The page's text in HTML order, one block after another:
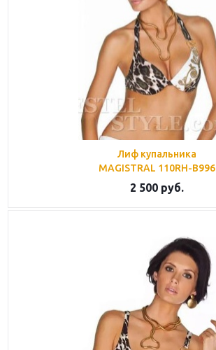
Лиф купальника
MAGISTRAL 110RH-B996
2 500руб.